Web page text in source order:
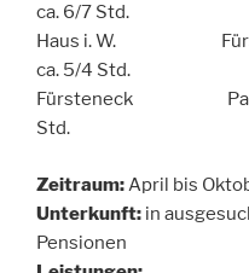
ca. 6/7 Std.
Haus i. W.
ca. 5/4 Std.
Fürsteneck
Std.
Zeitraum:April bis
Unterkunft: in
Pensionen